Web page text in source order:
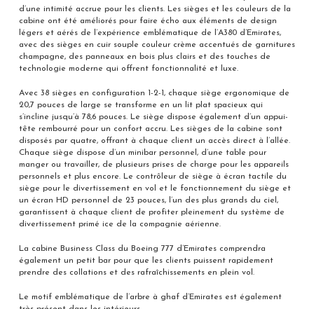
d’une intimité accrue pour les clients. Les sièges et les couleurs de la
cabine ont été améliorés pour faire écho aux éléments de design
légers et aérés de l’expérience emblématique de l’A380 d’Emirates,
avec des sièges en cuir souple couleur crème accentués de garnitures
champagne, des panneaux en bois plus clairs et des touches de
technologie moderne qui offrent fonctionnalité et luxe.
Avec 38 sièges en configuration 1-2-1, chaque siège ergonomique de
20,7 pouces de large se transforme en un lit plat spacieux qui
s’incline jusqu’à 78,6 pouces. Le siège dispose également d’un appui-
tête rembourré pour un confort accru. Les sièges de la cabine sont
disposés par quatre, offrant à chaque client un accès direct à l’allée.
Chaque siège dispose d’un minibar personnel, d’une table pour
manger ou travailler, de plusieurs prises de charge pour les appareils
personnels et plus encore. Le contrôleur de siège à écran tactile du
siège pour le divertissement en vol et le fonctionnement du siège et
un écran HD personnel de 23 pouces, l’un des plus grands du ciel,
garantissent à chaque client de profiter pleinement du système de
divertissement primé ice de la compagnie aérienne.
La cabine Business Class du Boeing 777 d’Emirates comprendra
également un petit bar pour que les clients puissent rapidement
prendre des collations et des rafraîchissements en plein vol.
Le motif emblématique de l’arbre à ghaf d’Emirates est également